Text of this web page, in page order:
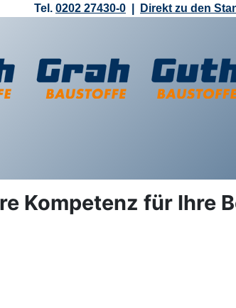
Tel. 0202 27430-0 Direkt zu den
Kompetenz für Ihre